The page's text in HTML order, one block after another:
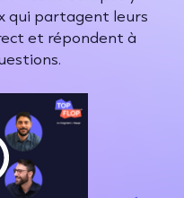
qui partagent leurs
et répondent à